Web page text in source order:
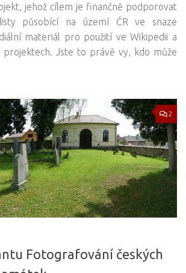
jehož cílem je finančně podporovat
působící na území ČR ve snaze
materiál pro použití ve Wikipedii a
projektech. Jste to právě vy, kdo může
2
Fotografování českých